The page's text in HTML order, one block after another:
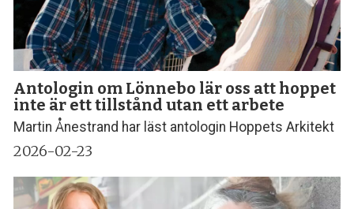
Antologin om Lönnebo lär oss att hoppet
inte är ett tillstånd utan ett arbete
Martin Ånestrand har läst antologin Hoppets Arkitekt
2026-02-23